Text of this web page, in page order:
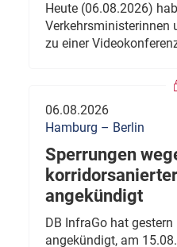
Heute (06.08.2026)
Verkehrsministerinnen
zu einer
06.08.2026
Hamburg – Berlin
Sperrungen
angekündigt
DB InfraGo hat
angekündigt, am